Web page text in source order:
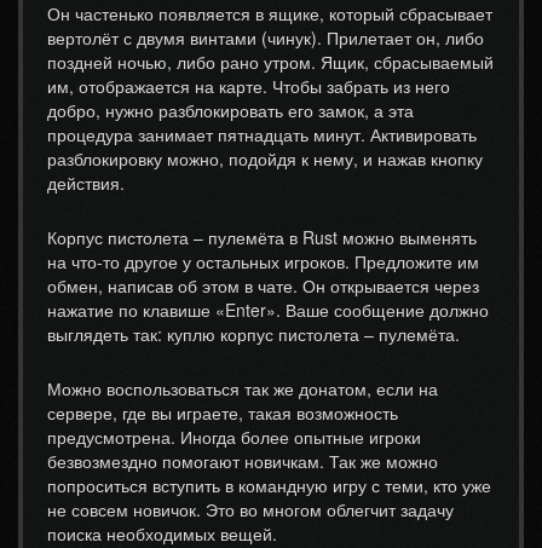
Он частенько появляется в ящике, который сбрасывает
вертолёт с двумя винтами (чинук). Прилетает он, либо
поздней ночью, либо рано утром. Ящик, сбрасываемый
им, отображается на карте. Чтобы забрать из него
добро, нужно разблокировать его замок, а эта
процедура занимает пятнадцать минут. Активировать
разблокировку можно, подойдя к нему, и нажав кнопку
действия.
Корпус пистолета – пулемёта в Rust можно выменять
на что-то другое у остальных игроков. Предложите им
обмен, написав об этом в чате. Он открывается через
нажатие по клавише «Enter». Ваше сообщение должно
выглядеть так: куплю корпус пистолета – пулемёта.
Можно воспользоваться так же донатом, если на
сервере, где вы играете, такая возможность
предусмотрена. Иногда более опытные игроки
безвозмездно помогают новичкам. Так же можно
попроситься вступить в командную игру с теми, кто уже
не совсем новичок. Это во многом облегчит задачу
поиска необходимых вещей.